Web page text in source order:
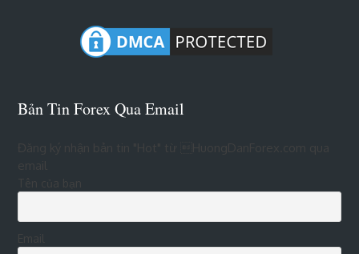
Bản Tin Forex Qua Email
Đăng ký nhận bản tin "Hot" từ HuongDanForex.com qua
Tên của bạn